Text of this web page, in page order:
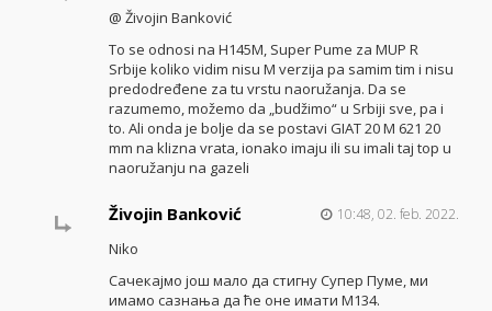
@ Živojin Banković
To se odnosi na H145M, Super Pume za MUP R
Srbije koliko vidim nisu M verzija pa samim tim i nisu
predodređene za tu vrstu naoružanja. Da se
razumemo, možemo da „budžimo“ u Srbiji sve, pa i
to. Ali onda je bolje da se postavi GIAT 20 M 621 20
mm na klizna vrata, ionako imaju ili su imali taj top u
naoružanju na gazeli
Živojin Banković 10:48, 02. feb. 2022.
Niko
Сачекајмо још мало да стигну Супер Пуме, ми
имамо сазнања да ће оне имати М134.